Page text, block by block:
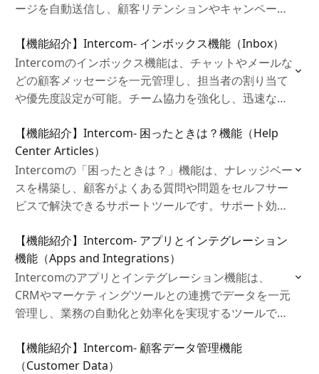
ージを自動送信し、顧客リテンションやキャンペーン
【機能紹介】Intercom‐ インボックス機能（Inbox）
Intercomのインボックス機能は、チャットやメールな
どの顧客メッセージを一元管理し、担当者の割り当て
や優先度設定が可能。チーム協力を強化し、迅速なサ
【機能紹介】Intercom‐ 困ったときは？機能（Help
Center Articles）
Intercomの「困ったときは？」機能は、ナレッジベー
スを構築し、顧客がよくある質問や問題をセルフサー
ビスで解決できるサポートツールです。サポート効率
【機能紹介】Intercom‐ アプリとインテグレーション
機能（Apps and Integrations）
Intercomのアプリとインテグレーション機能は、
CRMやマーケティングツールとの連携でデータを一元
管理し、業務の自動化と効率化を実現するツールで
【機能紹介】Intercom‐ 顧客データ管理機能
（Customer Data）